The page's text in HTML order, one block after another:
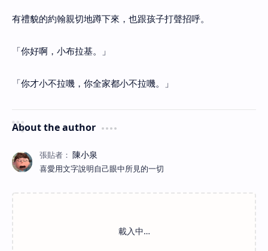
有禮貌的約翰親切地蹲下來，也跟孩子打聲招呼。
「你好啊，小布拉基。」
「你才小不拉嘰，你全家都小不拉嘰。」
About the author
喜愛用文字說明自己眼中所見的一切